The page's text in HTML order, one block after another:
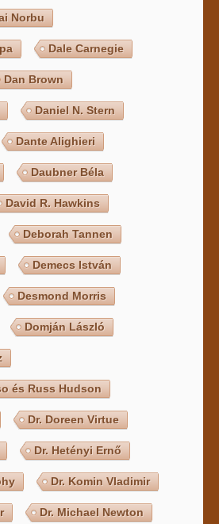
Norbu
Dale Carnegie
Dan Brown
Daniel N. Stern
Dante Alighieri
Daubner Béla
David R. Hawkins
Deborah Tannen
Demecs István
Desmond Morris
Domján László
és Russ Hudson
Dr. Doreen Virtue
Dr. Hetényi Ernő
Dr. Komin Vladimir
Dr. Michael Newton